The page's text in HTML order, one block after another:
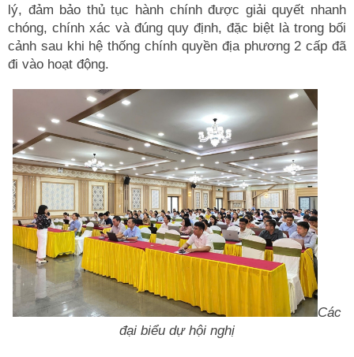
lý, đảm bảo thủ tục hành chính được giải quyết nhanh
chóng, chính xác và đúng quy định, đặc biệt là trong bối
cảnh sau khi hệ thống chính quyền địa phương 2 cấp đã
đi vào hoạt động.
Các
đại biểu dự hội nghị